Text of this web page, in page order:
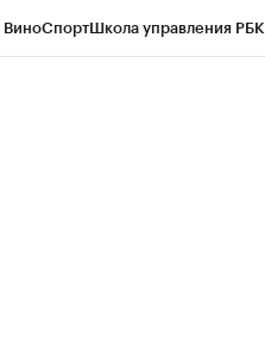
ВиноСпортШкола управления РБК